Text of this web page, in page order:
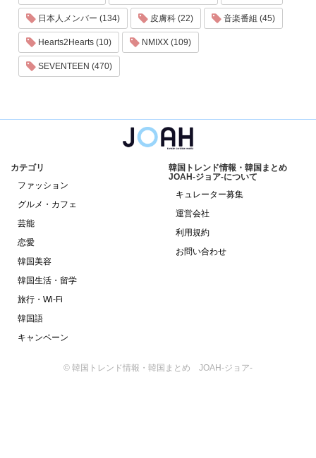
日本人メンバー (134) 皮膚科 (22) 音楽番組 (45)
Hearts2Hearts (10) NMIXX (109)
SEVENTEEN (470)
カテゴリ
ファッション
グルメ・カフェ
芸能
恋愛
韓国美容
韓国生活・留学
旅行・Wi-Fi
韓国語
キャンペーン
韓国トレンド情報・韓国まとめ
JOAH-ジョア-について
キュレーター募集
運営会社
利用規約
お問い合わせ
© 韓国トレンド情報・韓国まとめ JOAH-ジョア-